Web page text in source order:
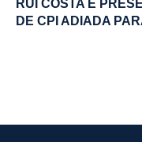
RUI COSTA É
DE CPI ADIADA